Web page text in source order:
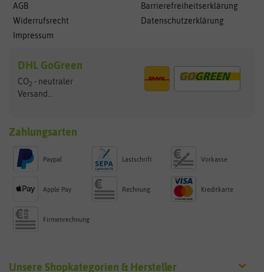
AGB
Widerrufsrecht
Impressum
Barrierefreiheitserklärung
Datenschutzerklärung
DHL GoGreen
CO2 - neutraler
Versand...
Zahlungsarten
Paypal Lastschrift Vorkasse
Apple Pay Rechnung Kreditkarte
Firmenrechnung
Unsere Shopkategorien & Hersteller